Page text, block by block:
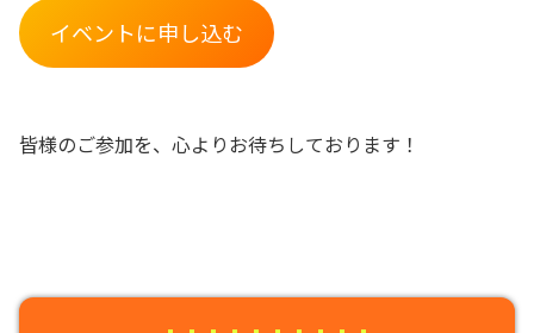
イベントに申し込む
皆様のご参加を、心よりお待ちしております！